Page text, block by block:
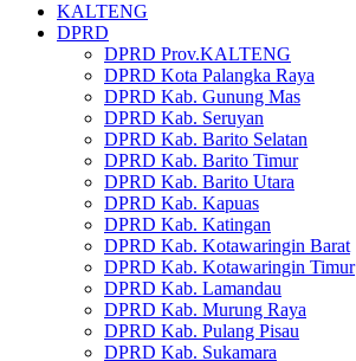
KALTENG
DPRD
DPRD Prov.KALTENG
DPRD Kota Palangka Raya
DPRD Kab. Gunung Mas
DPRD Kab. Seruyan
DPRD Kab. Barito Selatan
DPRD Kab. Barito Timur
DPRD Kab. Barito Utara
DPRD Kab. Kapuas
DPRD Kab. Katingan
DPRD Kab. Kotawaringin Barat
DPRD Kab. Kotawaringin Timur
DPRD Kab. Lamandau
DPRD Kab. Murung Raya
DPRD Kab. Pulang Pisau
DPRD Kab. Sukamara